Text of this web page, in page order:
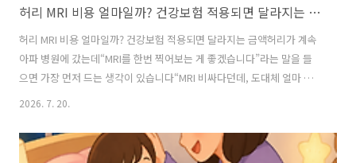
허리 MRI 비용 얼마일까? 건강보험 적용되면 달라지는 금액
허리 MRI 비용 얼마일까? 건강보험 적용되면 달라지는 금액허리가 계속
아파 병원에 갔는데“MRI를 한번 찍어보는 게 좋겠습니다”라는 말을 들
으면 가장 먼저 드는 생각이 있습니다“MRI 비싸다던데, 도대체 얼마 나
오지?”누군가는 허리 MRI를 10만 원대에 찍었다고 하고, 누군가는 40만
는 걸까요?가장 큰 이유는 건강보험 적용 여부입니다여기에 병원 종류와
촬영 범위, 조영제 사용 여부 등이 더해지면서 실제 내가 내는 금액이 달
2026. 7. 20.